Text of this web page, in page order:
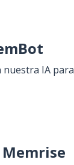
nuestra IA para